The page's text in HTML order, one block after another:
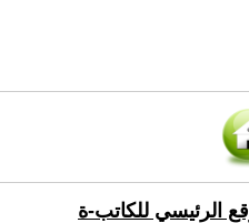
الرئيسي للكاتب-ة